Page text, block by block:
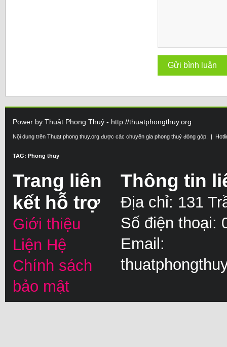
Power by Thuật Phong Thuỷ - http://thuatphongthuy.org
Nội dung trên Thuat phong thuy.org được các chuyên gia phong thuỷ đóng góp. |
TAG: Phong thuy
Trang liên
kết hỗ trợ
Giới thiệu
Liện Hệ
Chính sách
bảo mật
Thông tin
Địa chỉ: 131
Số điện thoại:
Email: